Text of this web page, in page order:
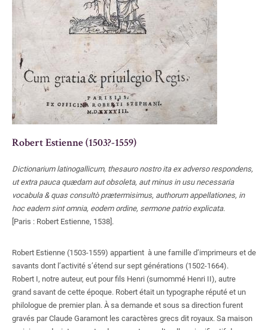
Robert Estienne (1503?-1559)
Dictionarium latinogallicum, thesauro nostro ita ex adverso respondens,
ut extra pauca quædam aut obsoleta, aut minus in usu necessaria
vocabula & quas consultò prætermisimus, authorum appellationes, in
hoc eadem sint omnia, eodem ordine, sermone patrio explicata.
[Paris : Robert Estienne, 1538].
Robert Estienne (1503-1559) appartient à une famille d’imprimeurs et de
savants dont l’activité s’étend sur sept générations (1502-1664).
Robert I, notre auteur, eut pour fils Henri (surnommé Henri II), autre
grand savant de cette époque. Robert était un typographe réputé et un
philologue de premier plan. À sa demande et sous sa direction furent
gravés par Claude Garamont les caractères grecs dit royaux. Sa maison